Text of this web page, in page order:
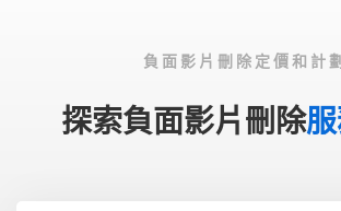
負面影片刪除定價和計劃
探索負面影片刪除